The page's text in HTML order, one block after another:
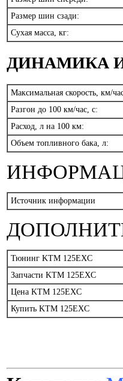
Размер шин сзади:
Сухая масса, кг:
ДИНАМИКА
Максимальная скорость, км/
Разгон до 100 км/час, с:
Расход, л на 100 км:
Объем топливного бака, л:
Источник информации
Тюнинг KTM 125EXC
Запчасти KTM 125EXC
Цена KTM 125EXC
Купить KTM 125EXC